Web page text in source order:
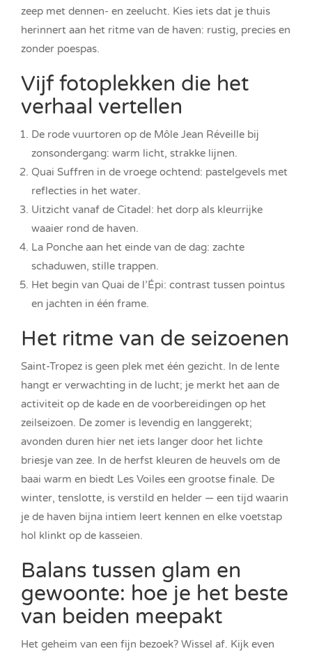
zeep met dennen- en zeelucht. Kies iets dat je thuis
herinnert aan het ritme van de haven: rustig, precies en
zonder poespas.
Vijf fotoplekken die het
verhaal vertellen
De rode vuurtoren op de Môle Jean Réveille bij
zonsondergang: warm licht, strakke lijnen.
Quai Suffren in de vroege ochtend: pastelgevels met
reflecties in het water.
Uitzicht vanaf de Citadel: het dorp als kleurrijke
waaier rond de haven.
La Ponche aan het einde van de dag: zachte
schaduwen, stille trappen.
Het begin van Quai de l’Épi: contrast tussen pointus
en jachten in één frame.
Het ritme van de seizoenen
Saint-Tropez is geen plek met één gezicht. In de lente
hangt er verwachting in de lucht; je merkt het aan de
activiteit op de kade en de voorbereidingen op het
zeilseizoen. De zomer is levendig en langgerekt;
avonden duren hier net iets langer door het lichte
briesje van zee. In de herfst kleuren de heuvels om de
baai warm en biedt Les Voiles een grootse finale. De
winter, tenslotte, is verstild en helder — een tijd waarin
je de haven bijna intiem leert kennen en elke voetstap
hol klinkt op de kasseien.
Balans tussen glam en
gewoonte: hoe je het beste
van beiden meepakt
Het geheim van een fijn bezoek? Wissel af. Kijk even